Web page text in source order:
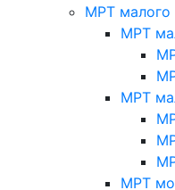
МРТ малого
МРТ
МРТ
МРТ